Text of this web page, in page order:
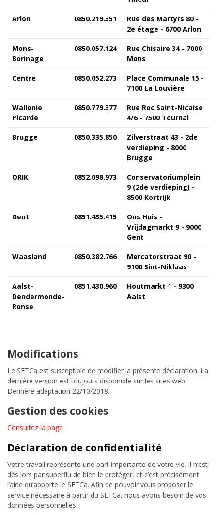
Arlon 0850.219.351
Rue des Martyrs 80 -
2e étage - 6700 Arlon
Mons-
Borinage
0850.057.124
Rue Chisaire 34 - 7000
Mons
Centre 0850.052.273
Place Communale 15 -
7100 La Louvière
Wallonie
Picarde
0850.779.377
Rue Roc Saint-Nicaise
4/6 - 7500 Tournai
Brugge 0850.335.850
Zilverstraat 43 - 2de
verdieping - 8000
Brugge
ORIK 0852.098.973
Conservatoriumplein
9 (2de verdieping) -
8500 Kortrijk
Gent 0851.435.415
Ons Huis -
Vrijdagmarkt 9 - 9000
Gent
Waasland 0850.382.766
Mercatorstraat 90 -
9100 Sint-Niklaas
Aalst-
Dendermonde-
Ronse
0851.430.960
Houtmarkt 1 - 9300
Aalst
Modifications
Le SETCa est susceptible de modifier la présente déclaration. La
dernière version est toujours disponible sur les sites web.
Dernière adaptation 22/10/2018.
Gestion des cookies
Consultez la page
Déclaration de confidentialité
Votre travail représente une part importante de votre vie. Il n’est
dès lors par superflu de bien le protéger, et c’est précisément
l’aide qu’apporte le SETCa. Afin de pouvoir vous proposer le
service nécessaire à partir du SETCa, nous avons besoin de vos
données personnelles.